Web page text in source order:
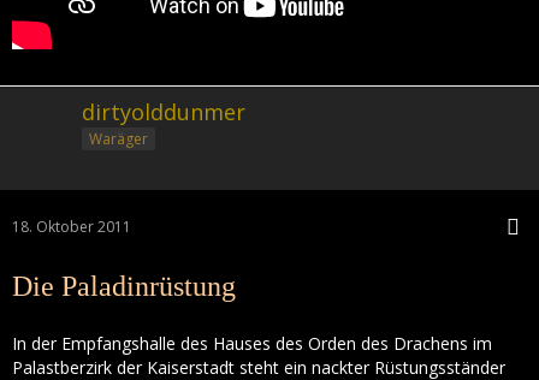
dirtyolddunmer
Waräger
18. Oktober 2011
Die Paladinrüstung
In der Empfangshalle des Hauses des Orden des Drachens im
Palastberzirk der Kaiserstadt steht ein nackter Rüstungsständer